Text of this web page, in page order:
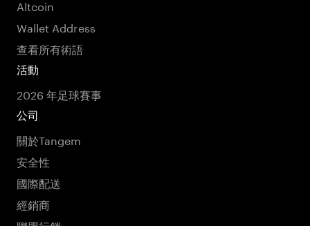
Altcoin
Wallet Address
查看所有術語
活動
2026 年足球賽事
公司
關於Tangem
安全性
國際配送
經銷商